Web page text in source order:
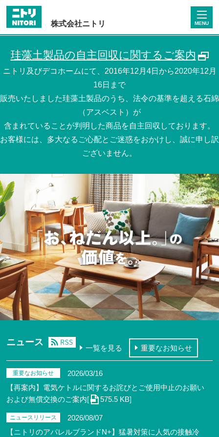
株式会社ニトリ MENU
珪藻土製品の自主回収に関するご案内
ニトリ及びデコホームにて、2016年12月4日から2020年12月
16日まで
販売いたしました珪藻土製品のうち、法令の基準を超える石綿
（アスベスト）が
含まれていることが判明した商品を自主回収しております。
お客様には、多大なるご心配とご迷惑をおかけし、誠に申し訳
ございません。
ニュース
一覧を見る 重要なお知らせ
重要なお知らせ
2026/03/16
【再案内】電気ケトルに関するお詫びとご使用中止のお願い
および無償交換のご案内[
575.5 KB]
ニュースリリース
2026/08/07
【ニトリのアパレルブランドN+】猛暑対策に人気の接触冷